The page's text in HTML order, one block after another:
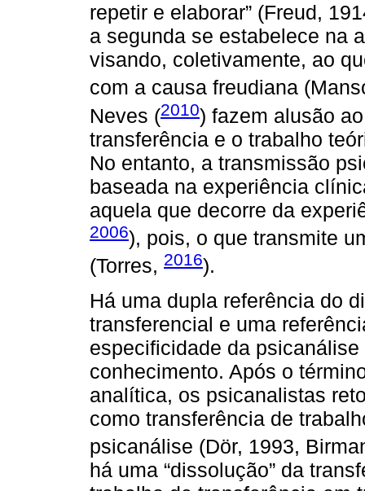
repetir e elaborar” (Freud,
a segunda se estabelece na
visando, coletivamente, ao
com a causa freudiana
Neves (2010) fazem alusão
transferência e o trabalho
No entanto, a transmissão
baseada na experiência
aquela que decorre da
2006), pois, o que transmite
(Torres, 2016).
Há uma dupla referência do
transferencial e uma
especificidade da
conhecimento. Após o
analítica, os psicanalistas
como transferência de
psicanálise (Dör, 1993,
há uma “dissolução” da